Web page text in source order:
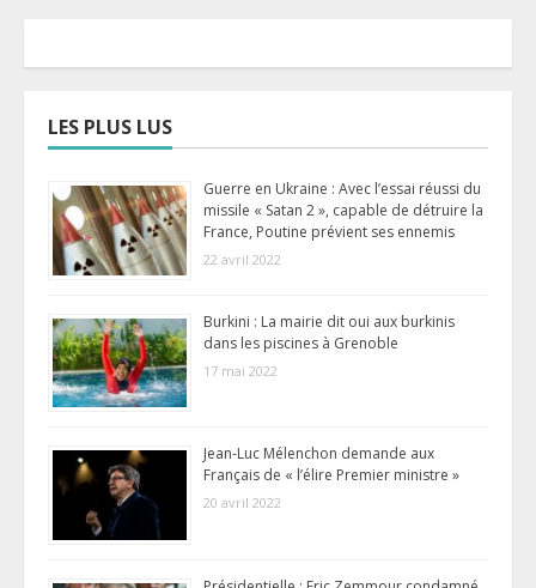
LES PLUS LUS
Guerre en Ukraine : Avec l’essai réussi du
missile « Satan 2 », capable de détruire la
France, Poutine prévient ses ennemis
22 avril 2022
Burkini : La mairie dit oui aux burkinis
dans les piscines à Grenoble
17 mai 2022
Jean-Luc Mélenchon demande aux
Français de « l’élire Premier ministre »
20 avril 2022